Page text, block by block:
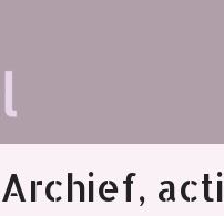
Archief,